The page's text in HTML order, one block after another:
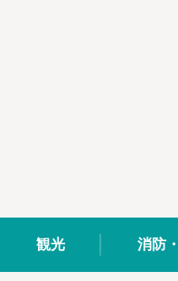
観光 消防